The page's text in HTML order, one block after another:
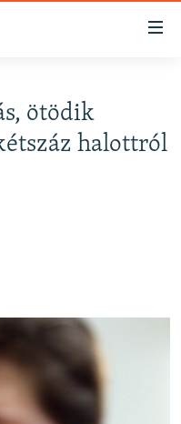
ötödik
halottról